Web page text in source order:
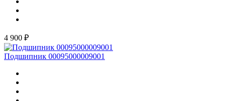
4 900 ₽
Подшипник 00095000009001